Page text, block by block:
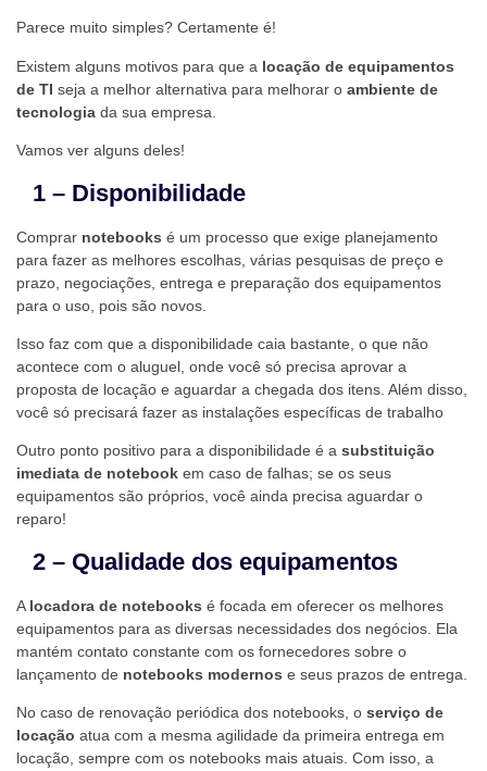
Parece muito simples? Certamente é!
Existem alguns motivos para que a locação de equipamentos
de TI seja a melhor alternativa para melhorar o ambiente de
tecnologia da sua empresa.
Vamos ver alguns deles!
1 – Disponibilidade
Comprar notebooks é um processo que exige planejamento
para fazer as melhores escolhas, várias pesquisas de preço e
prazo, negociações, entrega e preparação dos equipamentos
para o uso, pois são novos.
Isso faz com que a disponibilidade caia bastante, o que não
acontece com o aluguel, onde você só precisa aprovar a
proposta de locação e aguardar a chegada dos itens. Além disso,
você só precisará fazer as instalações específicas de trabalho
Outro ponto positivo para a disponibilidade é a substituição
imediata de notebook em caso de falhas; se os seus
equipamentos são próprios, você ainda precisa aguardar o
reparo!
2 – Qualidade dos equipamentos
A locadora de notebooks é focada em oferecer os melhores
equipamentos para as diversas necessidades dos negócios. Ela
mantém contato constante com os fornecedores sobre o
lançamento de notebooks modernos e seus prazos de entrega.
No caso de renovação periódica dos notebooks, o serviço de
locação atua com a mesma agilidade da primeira entrega em
locação, sempre com os notebooks mais atuais. Com isso, a